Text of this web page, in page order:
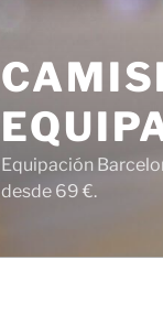
Equipación
desde 69 €.